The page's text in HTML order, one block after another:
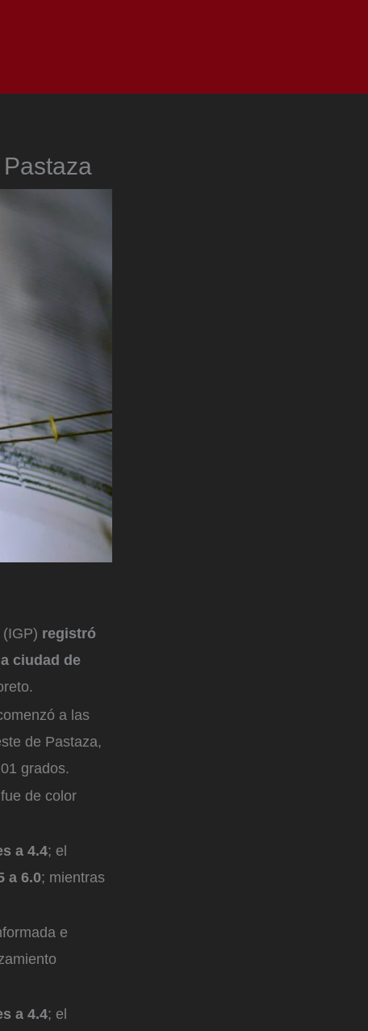
registró
ciudad de
a las
de Pastaza,
grados.
de color
a 4.4; el
a 6.0; mientras
e
a 4.4; el